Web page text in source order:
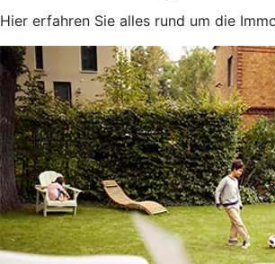
Hier erfahren Sie alles rund um die